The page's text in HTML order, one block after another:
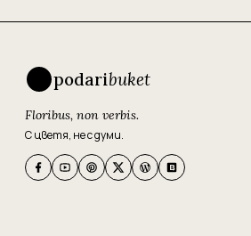
podaribuket
Floribus, non verbis.
С цветя, не с думи.